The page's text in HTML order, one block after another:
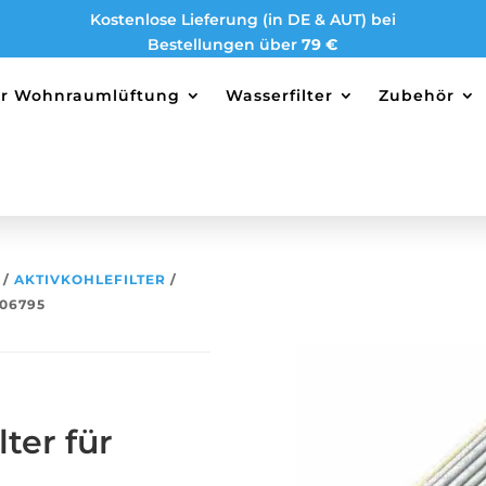
Kostenlose Lieferung (in DE & AUT) bei
Bestellungen über 79 €
Wohnraumlüftung Wasserfilter Zubehör
/AKTIVKOHLEFILTER /
für